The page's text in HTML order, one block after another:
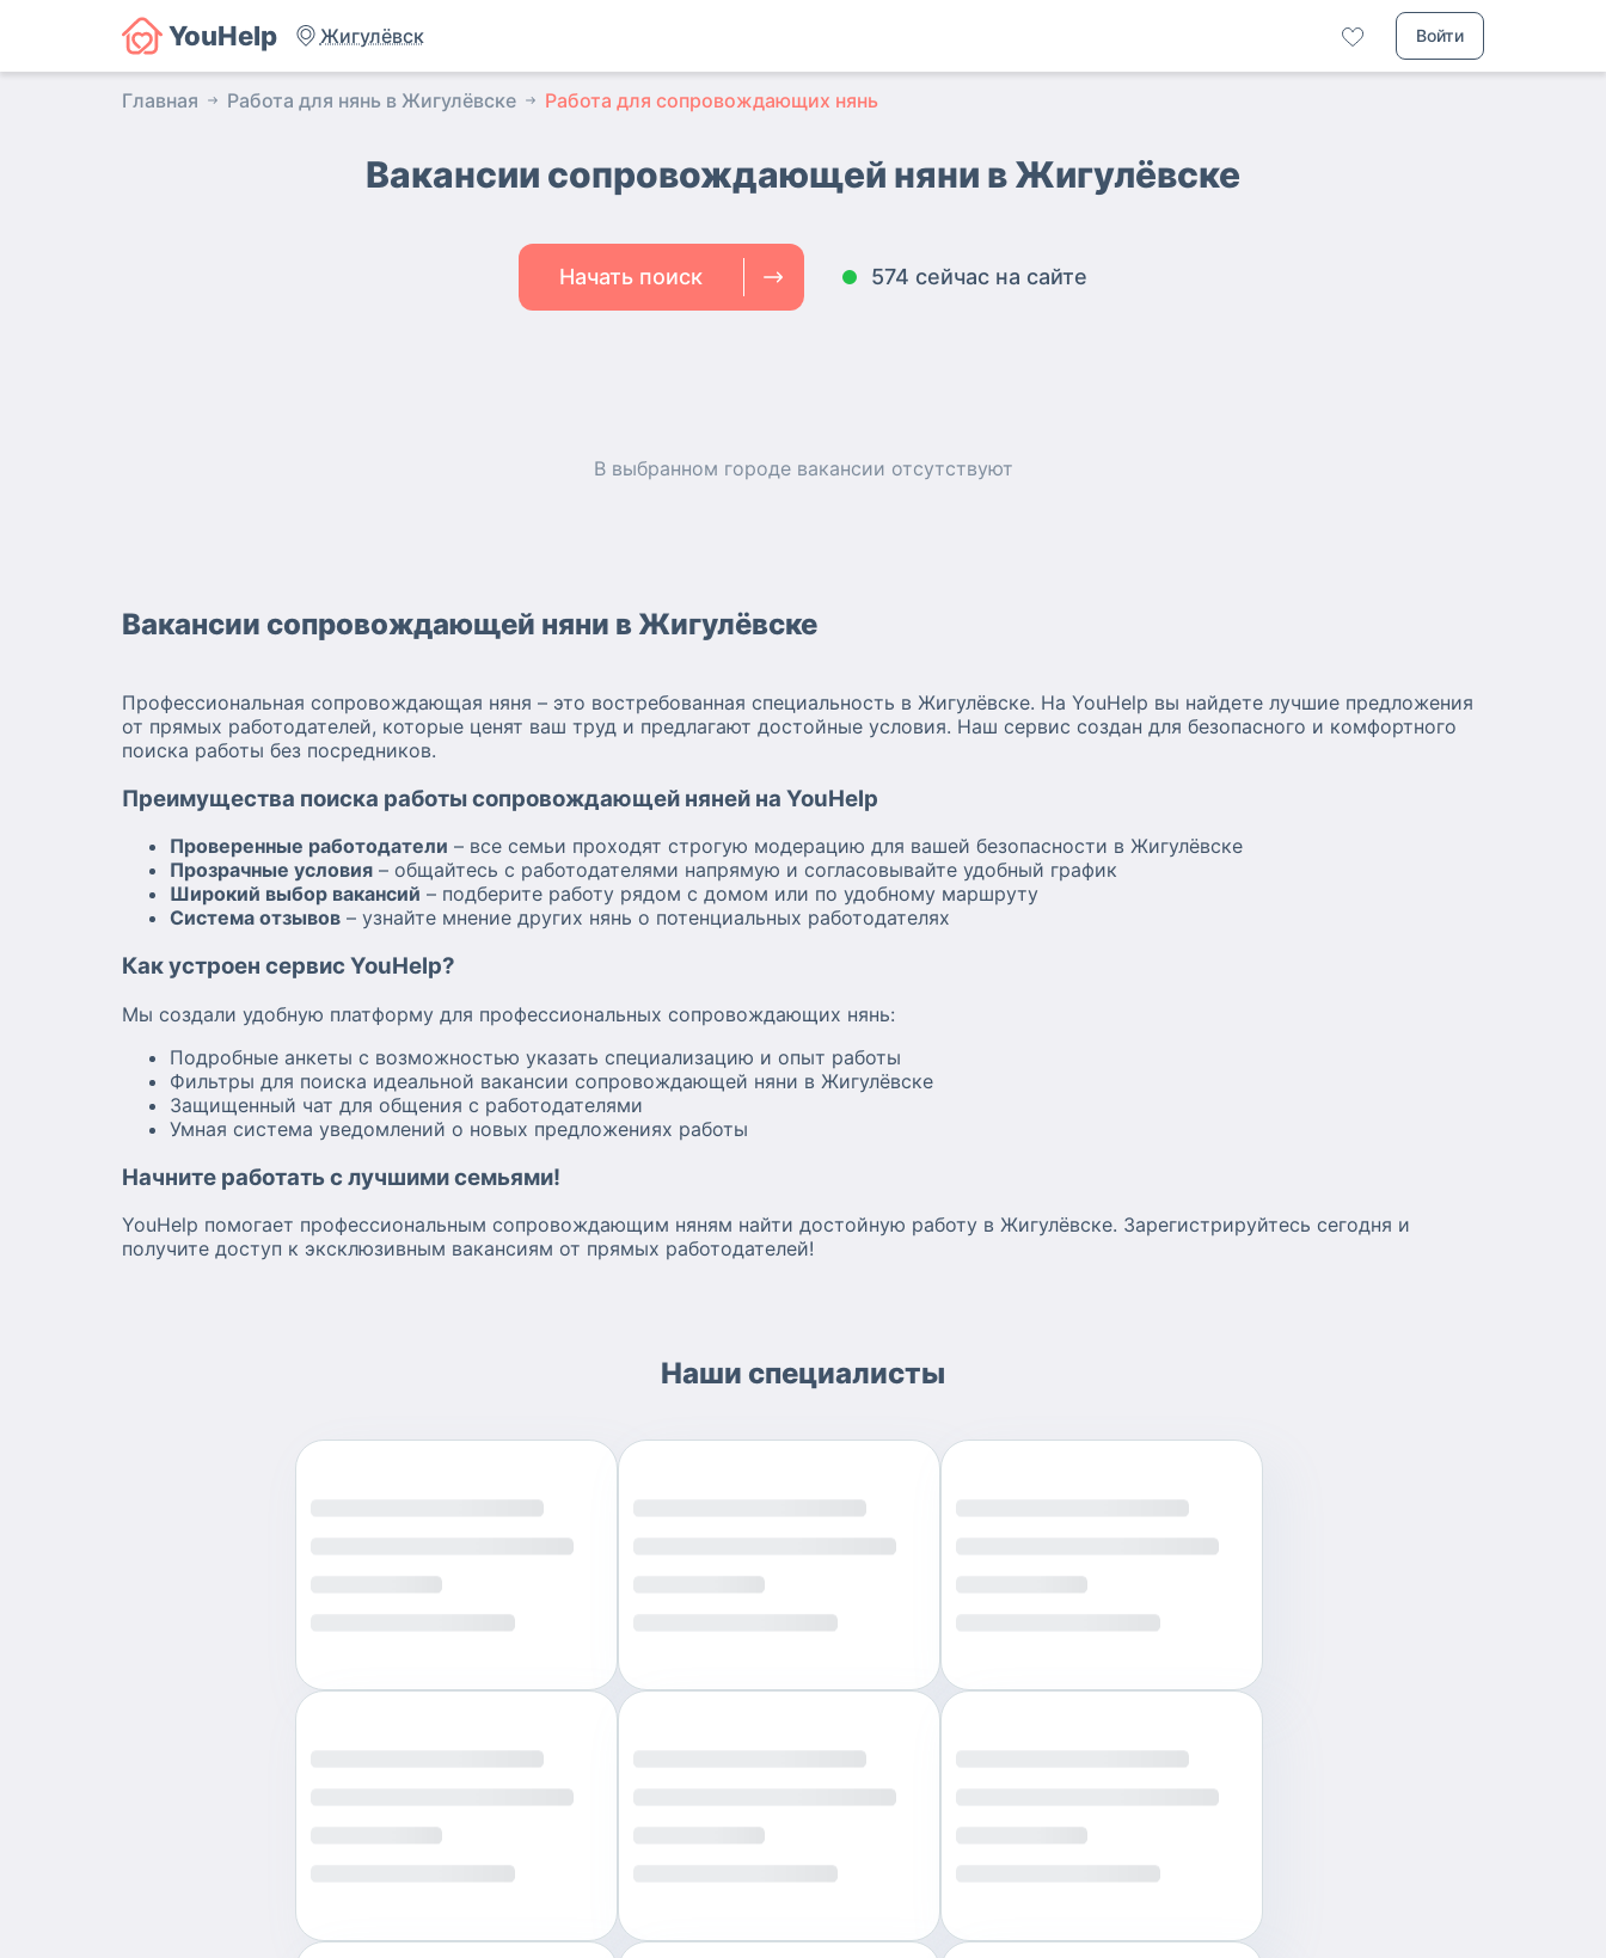
YouHelp Жигулёвск Войти
Главная Работа для нянь в Жигулёвске Работа для сопровождающих нянь
Вакансии сопровождающей няни в Жигулёвске
Начать поиск 574 сейчас на сайте
В выбранном городе вакансии отсутствуют
Вакансии сопровождающей няни в Жигулёвске
Профессиональная сопровождающая няня – это востребованная специальность в Жигулёвске. На YouHelp вы найдете лучшие предложения
от прямых работодателей, которые ценят ваш труд и предлагают достойные условия. Наш сервис создан для безопасного и комфортного
поиска работы без посредников.
Преимущества поиска работы сопровождающей няней на YouHelp
Проверенные работодатели – все семьи проходят строгую модерацию для вашей безопасности в Жигулёвске
Прозрачные условия – общайтесь с работодателями напрямую и согласовывайте удобный график
Широкий выбор вакансий – подберите работу рядом с домом или по удобному маршруту
Система отзывов – узнайте мнение других нянь о потенциальных работодателях
Как устроен сервис YouHelp?
Мы создали удобную платформу для профессиональных сопровождающих нянь:
Подробные анкеты с возможностью указать специализацию и опыт работы
Фильтры для поиска идеальной вакансии сопровождающей няни в Жигулёвске
Защищенный чат для общения с работодателями
Умная система уведомлений о новых предложениях работы
Начните работать с лучшими семьями!
YouHelp помогает профессиональным сопровождающим няням найти достойную работу в Жигулёвске. Зарегистрируйтесь сегодня и
получите доступ к эксклюзивным вакансиям от прямых работодателей!
Наши специалисты